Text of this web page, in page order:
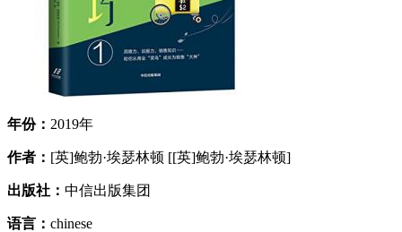
年份： 2019年
作者： [英]鲍勃·埃瑟林顿 [[英]鲍勃·埃瑟林顿]
出版社： 中信出版集团
语言： chinese